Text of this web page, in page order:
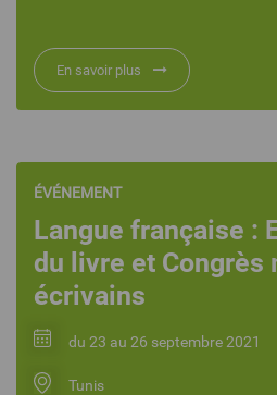
En savoir plus
ÉVÉNEMENT
Langue française :
du livre et Congrès
écrivains
du 23 au 26 septembre 2021
Tunis